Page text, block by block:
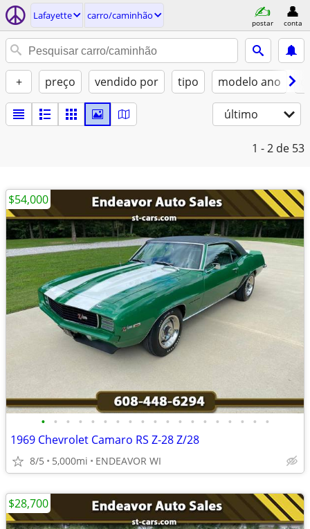
Lafayette carro/caminhão
postar conta
+ preço vendido por tipo modelo ano
último
1 - 2 de 53
• • • • • • • • • • • • • • • • • • •
1969 Chevrolet Camaro RS Z-28 Z/28
8/5 5,000mi ENDEAVOR WI
$54,000
$28,700